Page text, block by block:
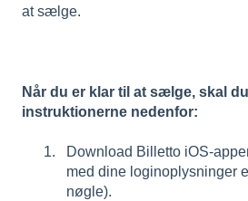
at sælge.
Når du er klar til at sælge, skal
instruktionerne nedenfor:
Download Billetto iOS-
med dine loginoplysninger
nøgle).